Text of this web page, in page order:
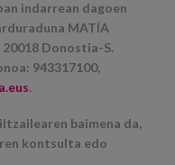
indarrean dagoen
MATÍA
20018 Donostia-S.
943317100,
.
baimena da,
kontsulta edo